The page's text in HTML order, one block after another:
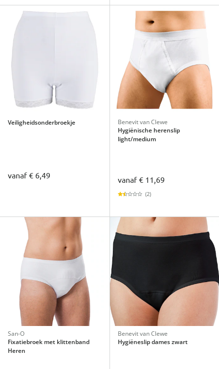
Veiligheidsonderbroekje
vanaf€ 6,49
Benevit van Clewe
Hygiënische herenslip
light/medium
vanaf€ 11,69
(2)
San-O
Fixatiebroek met klittenband
Heren
Benevit van Clewe
Hygiëneslip dames zwart